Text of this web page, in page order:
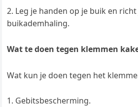
Leg je handen op je buik en
buikademhaling.
Wat te doen tegen klemmen
Wat kun je doen tegen het
Gebitsbescherming.